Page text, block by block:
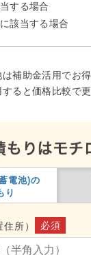
する場合
該当する場合
補助金活用でお
ると価格比較で
電池)の
り
住所） 必須